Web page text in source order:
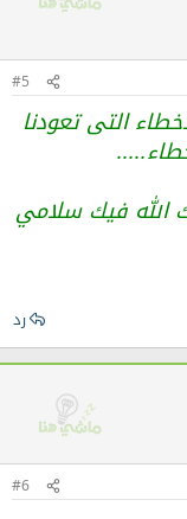
#5
التى تعودنا
الله فيك سلامي
رد
#6